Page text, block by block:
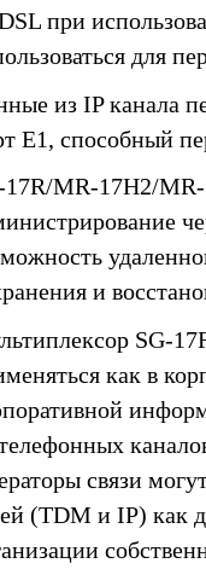
при
для
из IP канала
E1, способный
17R/MR-17H2/
и
SG-
как в
связи
(TDM и IP) как